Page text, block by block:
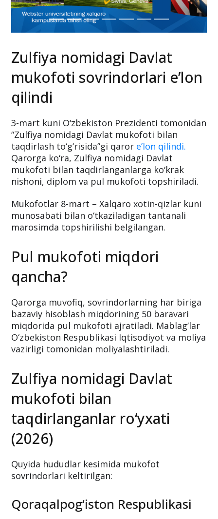
Zulfiya nomidagi Davlat
mukofoti sovrindorlari e’lon
qilindi
3-mart kuni O‘zbekiston Prezidenti tomonidan
“Zulfiya nomidagi Davlat mukofoti bilan
taqdirlash to‘g‘risida”gi qaror e’lon qilindi.
Qarorga ko‘ra, Zulfiya nomidagi Davlat
mukofoti bilan taqdirlanganlarga ko‘krak
nishoni, diplom va pul mukofoti topshiriladi.
Mukofotlar 8-mart – Xalqaro xotin-qizlar kuni
munosabati bilan o‘tkaziladigan tantanali
marosimda topshirilishi belgilangan.
Pul mukofoti miqdori
qancha?
Qarorga muvofiq, sovrindorlarning har biriga
bazaviy hisoblash miqdorining 50 baravari
miqdorida pul mukofoti ajratiladi. Mablag‘lar
O‘zbekiston Respublikasi Iqtisodiyot va moliya
vazirligi tomonidan moliyalashtiriladi.
Zulfiya nomidagi Davlat
mukofoti bilan
taqdirlanganlar ro‘yxati
(2026)
Quyida hududlar kesimida mukofot
sovrindorlari keltirilgan:
Qoraqalpog‘iston Respublikasi